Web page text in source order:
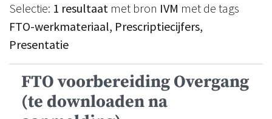
Selectie: 1 resultaat met bron IVM met de tags
FTO-werkmateriaal, Prescriptiecijfers,
Presentatie
FTO voorbereiding Overgang
(te downloaden na